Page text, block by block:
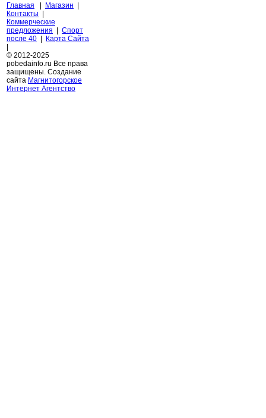
Главная | Магазин |
Контакты |
Коммерческие
предложения | Спорт
после 40 | Карта Сайта
|
© 2012-2025
pobedainfo.ru Все права
защищены. Создание
сайта Магнитогорское
Интернет Агентство